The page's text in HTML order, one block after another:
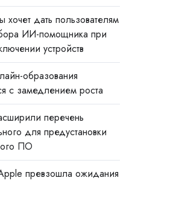
дать пользователям
ИИ-помощника при
устройств
образования
с замедлением роста
перечень
для предустановки
ПО
превзошла ожидания